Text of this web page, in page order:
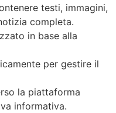
testi, immagini,
completa.
in base alla
per gestire il
la piattaforma
informativa.